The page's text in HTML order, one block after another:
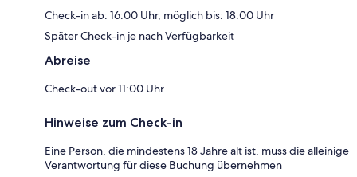
Check-in ab: 16:00 Uhr, möglich bis: 18:00 Uhr
Später Check-in je nach Verfügbarkeit
Abreise
Check-out vor 11:00 Uhr
Hinweise zum Check-in
Eine Person, die mindestens 18 Jahre alt ist, muss die alleinige
Verantwortung für diese Buchung übernehmen